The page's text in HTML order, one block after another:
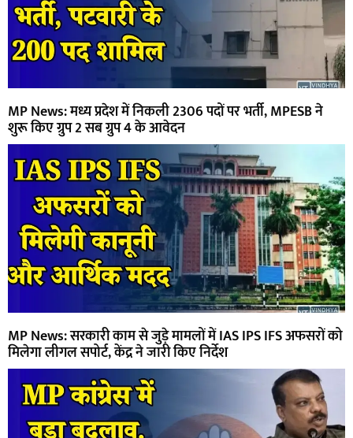
MP News: मध्य प्रदेश में निकली 2306 पदों पर भर्ती, MPESB ने
शुरू किए ग्रुप 2 सब ग्रुप 4 के आवेदन
MP News: सरकारी काम से जुड़े मामलों में IAS IPS IFS अफसरों को
मिलेगा लीगल सपोर्ट, केंद्र ने जारी किए निर्देश